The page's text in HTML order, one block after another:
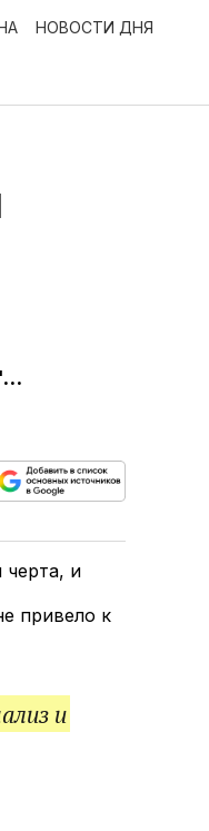
НОВОСТИ ДНЯ
черта, и
привело к
и